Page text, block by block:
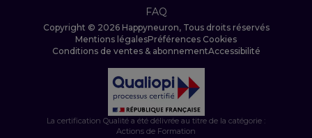
FAQ
Copyright © 2026 Happyneuron, Tous droits réservés
Mentions légalesPréférences Cookies
Conditions de ventes & abonnementAccessibilité
La certification Qualité a été délivrée au titre de la catégorie :
Actions de Formation